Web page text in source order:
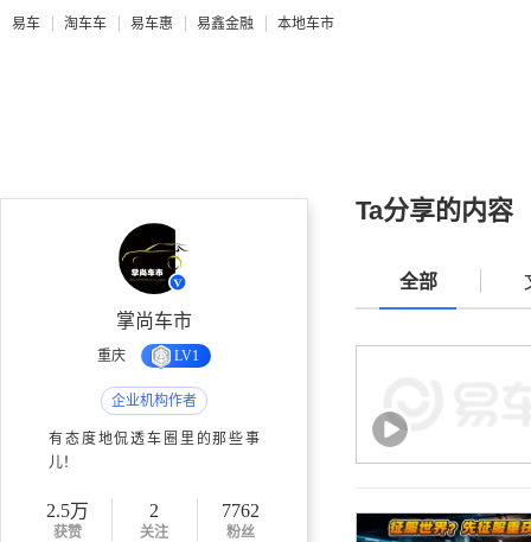
易车 淘车车 易车惠 易鑫金融 本地车市
掌尚车市
重庆 LV1
企业机构作者
有态度地侃透车圈里的那些事
儿！
2.5万
获赞
2
关注
7762
粉丝
Ta分享的内容
全部